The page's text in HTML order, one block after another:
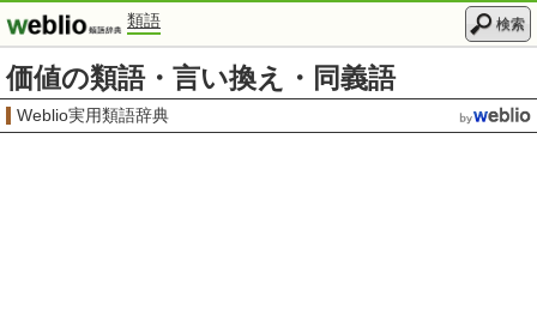
類語 検索
価値の類語・言い換え・同義語
Weblio実用類語辞典